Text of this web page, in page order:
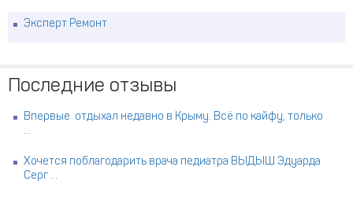
Эксперт Ремонт
Последние отзывы
Впервые отдыхал недавно в Крыму. Всё по кайфу, только
...
Хочется поблагодарить врача педиатра ВЫДЫШ Эдуарда
Серг ...